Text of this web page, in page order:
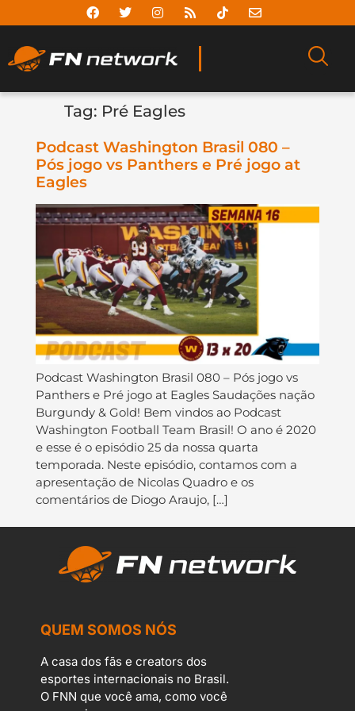
Tag: Pré Eagles
Podcast Washington Brasil 080 –
Pós jogo vs Panthers e Pré jogo at
Eagles
Podcast Washington Brasil 080 – Pós jogo vs
Panthers e Pré jogo at Eagles Saudações nação
Burgundy & Gold! Bem vindos ao Podcast
Washington Football Team Brasil! O ano é 2020
e esse é o episódio 25 da nossa quarta
temporada. Neste episódio, contamos com a
apresentação de Nicolas Quadro e os
comentários de Diogo Araujo, […]
QUEM SOMOS NÓS
A casa dos fãs e creators dos
esportes internacionais no Brasil.
O FNN que você ama, como você